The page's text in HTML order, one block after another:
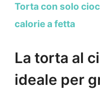
Torta con solo
calorie a fetta
La torta al
ideale per